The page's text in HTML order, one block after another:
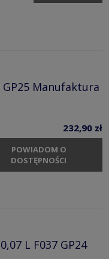
GP25 Manufaktura
232,90 zł
POWIADOM O
DOSTĘPNOŚCI
L F037 GP24